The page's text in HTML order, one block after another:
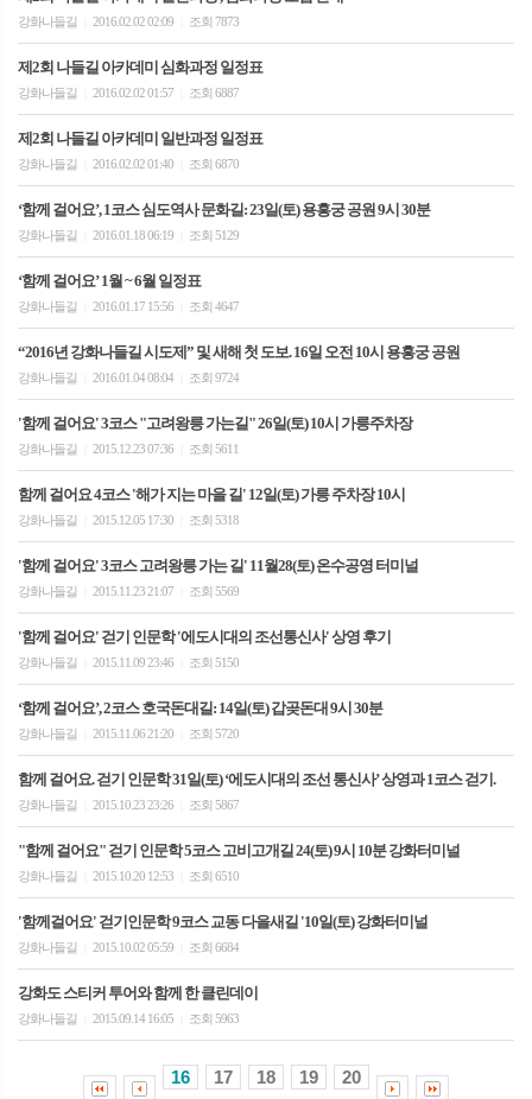
강화나들길 2016.02.02 02:09 조회 7873
제2회 나들길 아카데미 심화과정 일정표
강화나들길 2016.02.02 01:57 조회 6887
제2회 나들길 아카데미 일반과정 일정표
강화나들길 2016.02.02 01:40 조회 6870
‘함께 걸어요’, 1코스 심도역사 문화길: 23일(토) 용흥궁 공원 9시 30분
강화나들길 2016.01.18 06:19 조회 5129
‘함께 걸어요’ 1월 ~ 6월 일정표
강화나들길 2016.01.17 15:56 조회 4647
“2016년 강화나들길 시도제” 및 새해 첫 도보. 16일 오전 10시 용흥궁 공원
강화나들길 2016.01.04 08:04 조회 9724
'함께 걸어요' 3코스 "고려왕릉 가는길" 26일(토) 10시 가릉주차장
강화나들길 2015.12.23 07:36 조회 5611
함께 걸어요 4코스 '해가 지는 마을 길' 12일(토) 가릉 주차장 10시
강화나들길 2015.12.05 17:30 조회 5318
'함께 걸어요' 3코스 고려왕릉 가는 길' 11월28(토) 온수공영 터미널
강화나들길 2015.11.23 21:07 조회 5569
'함께 걸어요' 걷기 인문학 '에도시대의 조선통신사' 상영 후기
강화나들길 2015.11.09 23:46 조회 5150
‘함께 걸어요’, 2코스 호국돈대길: 14일(토) 갑곶돈대 9시 30분
강화나들길 2015.11.06 21:20 조회 5720
함께 걸어요. 걷기 인문학 31일(토) ‘에도시대의 조선 통신사’ 상영과 1코스 걷기.
강화나들길 2015.10.23 23:26 조회 5867
"함께 걸어요" 걷기 인문학 5코스 고비고개길 24(토) 9시 10분 강화터미널
강화나들길 2015.10.20 12:53 조회 6510
'함께걸어요' 걷기인문학 9코스 교동 다을새길 '10일(토) 강화터미널
강화나들길 2015.10.02 05:59 조회 6684
강화도 스티커 투어와 함께 한 클린데이
강화나들길 2015.09.14 16:05 조회 5963
16 17 18 19 20